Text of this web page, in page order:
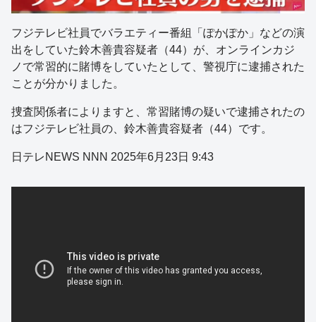
フジテレビ社員でバラエティー番組「ぽかぽか」などの演
出をしていた鈴木善貴容疑者（44）が、オンラインカジ
ノで常習的に賭博をしていたとして、警視庁に逮捕された
ことが分かりました。
捜査関係者によりますと、常習賭博の疑いで逮捕されたの
はフジテレビ社員の、鈴木善貴容疑者（44）です。
日テレNEWS NNN 2025年6月23日 9:43